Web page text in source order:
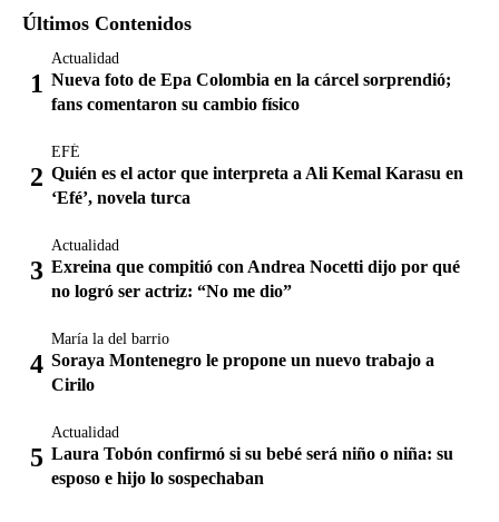
Últimos Contenidos
Actualidad
Nueva foto de Epa Colombia en la cárcel sorprendió;
fans comentaron su cambio físico
EFÉ
Quién es el actor que interpreta a Ali Kemal Karasu en
‘Efé’, novela turca
Actualidad
Exreina que compitió con Andrea Nocetti dijo por qué
no logró ser actriz: “No me dio”
María la del barrio
Soraya Montenegro le propone un nuevo trabajo a
Cirilo
Actualidad
Laura Tobón confirmó si su bebé será niño o niña: su
esposo e hijo lo sospechaban